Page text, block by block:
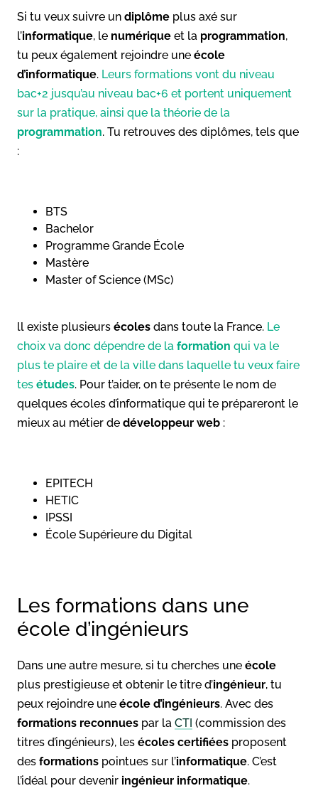
Si tu veux suivre un diplôme plus axé sur
l’informatique, le numérique et la programmation,
tu peux également rejoindre une école
d’informatique. Leurs formations vont du niveau
bac+2 jusqu’au niveau bac+6 et portent uniquement
sur la pratique, ainsi que la théorie de la
programmation. Tu retrouves des diplômes, tels que
:
BTS
Bachelor
Programme Grande École
Mastère
Master of Science (MSc)
ll existe plusieurs écoles dans toute la France. Le
choix va donc dépendre de la formation qui va le
plus te plaire et de la ville dans laquelle tu veux faire
tes études. Pour t’aider, on te présente le nom de
quelques écoles d’informatique qui te prépareront le
mieux au métier de développeur web :
EPITECH
HETIC
IPSSI
École Supérieure du Digital
Les formations dans une
école d’ingénieurs
Dans une autre mesure, si tu cherches une école
plus prestigieuse et obtenir le titre d’ingénieur, tu
peux rejoindre une école d’ingénieurs. Avec des
formations reconnues par la CTI (commission des
titres d’ingénieurs), les écoles certifiées proposent
des formations pointues sur l’informatique. C’est
l’idéal pour devenir ingénieur informatique.